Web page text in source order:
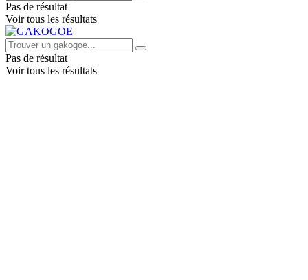
Pas de résultat
Voir tous les résultats
Pas de résultat
Voir tous les résultats